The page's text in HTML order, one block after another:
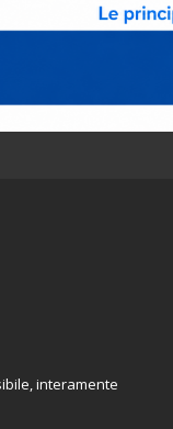
interamente